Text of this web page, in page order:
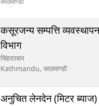
कसूरजन्य सम्पत्ति व्यवस्थापन
विभाग
सिंहदरबार
Kathmandu, काठमाण्डौ
अनुचित लेनदेन (मिटर ब्याज)